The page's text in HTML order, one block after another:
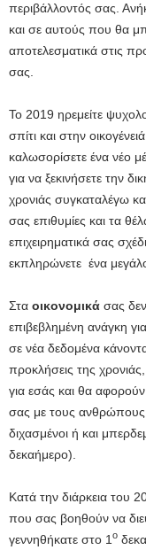
περιβάλλοντός σας.
και σε αυτούς που θα
αποτελεσματικά στις
σας.
Το 2019 ηρεμείτε
σπίτι και στην
καλωσορίσετε ένα νέο
για να ξεκινήσετε την
χρονιάς συγκαταλέγω
σας επιθυμίες και τα
επιχειρηματικά σας
εκπληρώνετε ένα
Στα οικονομικά σας
επιβεβλημένη ανάγκη
σε νέα δεδομένα
προκλήσεις της
για εσάς και θα
σας με τους
διχασμένοι ή και
δεκαήμερο).
Κατά την διάρκεια του
που σας βοηθούν να
γεννηθήκατε στο 1 ο